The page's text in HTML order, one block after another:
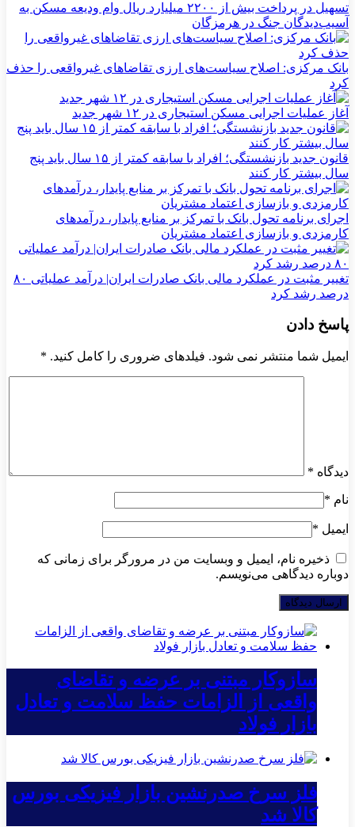
تسهیل در پرداخت بیش از ۲۲۰۰ میلیارد ریال وام ودیعه مسکن به
آسیب‌دیدگان جنگ در هرمزگان
بانک مرکزی: اصلاح سیاست‌های ارزی تقاضاهای غیرواقعی را حذف
کرد
آغاز عملیات اجرایی مسکن استیجاری در ۱۲ شهر جدید
قانون جدید بازنشستگی؛ افراد با سابقه کمتر از ۱۵ سال باید پنج
سال بیشتر کار کنند
اجرای برنامه تحول بانک با تمرکز بر منابع پایدار، درآمدهای
کارمزدی و بازسازی اعتماد مشتریان
تغییر مثبت در عملکرد مالی بانک صادرات ایران| درآمد عملیاتی ۸۰
درصد رشد کرد
پاسخ دادن
ایمیل شما منتشر نمی شود. فیلدهای ضروری را کامل کنید. *
دیدگاه *
نام *
ایمیل *
ذخیره نام، ایمیل و وبسایت من در مرورگر برای زمانی که
دوباره دیدگاهی می‌نویسم.
سازوکار مبتنی بر عرضه و تقاضای
واقعی از الزامات حفظ سلامت و تعادل
بازار فولاد
فلز سرخ صدرنشین بازار فیزیکی بورس
کالا شد